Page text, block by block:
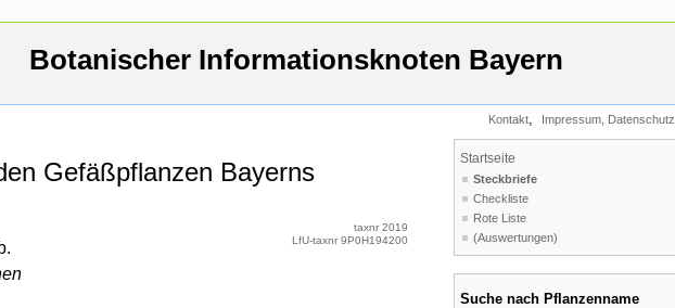
Botanischer Informationsknoten Bayern
Kontakt, Impressum, Datenschutz
Gefäßpflanzen Bayerns
taxnr 2019
LfU-taxnr 9P0H194200
Startseite
Steckbriefe
Checkliste
Rote Liste
(Auswertungen)
Suche nach Pflanzenname